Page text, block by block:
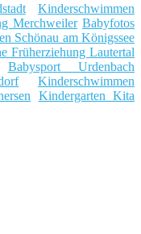
Kinderschwimmen
Merchweiler Babyfotos
Schönau am Königssee
Früherziehung Lautertal
Babysport Urdenbach
Kinderschwimmen
Kindergarten Kita